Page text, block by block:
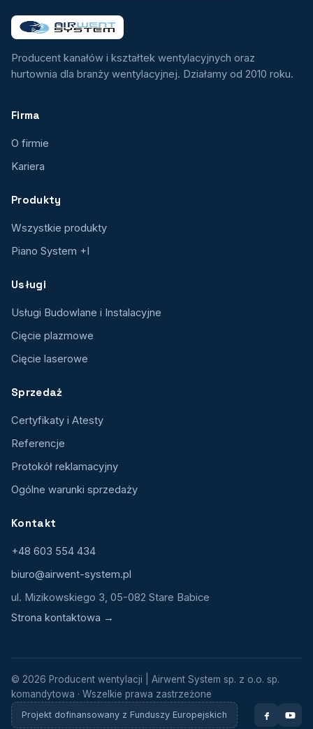
Producent kanałów i kształtek wentylacyjnych oraz
hurtownia dla branży wentylacyjnej. Działamy od 2010 roku.
Firma
O firmie
Kariera
Produkty
Wszystkie produkty
Piano System +I
Usługi
Usługi Budowlane i Instalacyjne
Cięcie plazmowe
Cięcie laserowe
Sprzedaż
Certyfikaty i Atesty
Referencje
Protokół reklamacyjny
Ogólne warunki sprzedaży
Kontakt
+48 603 554 434
biuro@airwent-system.pl
ul. Mizikowskiego 3, 05-082 Stare Babice
Strona kontaktowa →
© 2026 Producent wentylacji | Airwent System sp. z o.o. sp.
komandytowa · Wszelkie prawa zastrzeżone
Projekt dofinansowany z Funduszy Europejskich